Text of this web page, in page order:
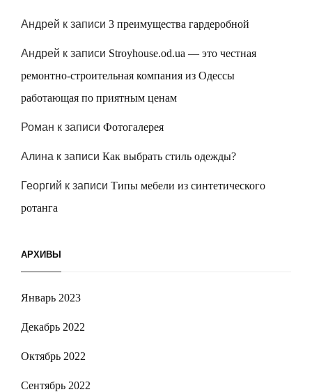
Андрей к записи 3 преимущества гардеробной
Андрей к записи Stroyhouse.od.ua — это честная
ремонтно-строительная компания из Одессы
работающая по приятным ценам
Роман к записи Фотогалерея
Алина к записи Как выбрать стиль одежды?
Георгий к записи Типы мебели из синтетического
ротанга
АРХИВЫ
Январь 2023
Декабрь 2022
Октябрь 2022
Сентябрь 2022